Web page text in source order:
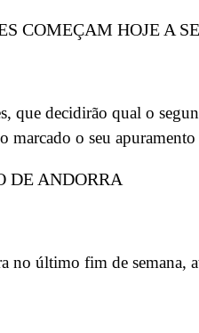
COMEÇAM HOJE A
que decidirão qual o
marcado o seu
DE ANDORRA
último fim de semana,